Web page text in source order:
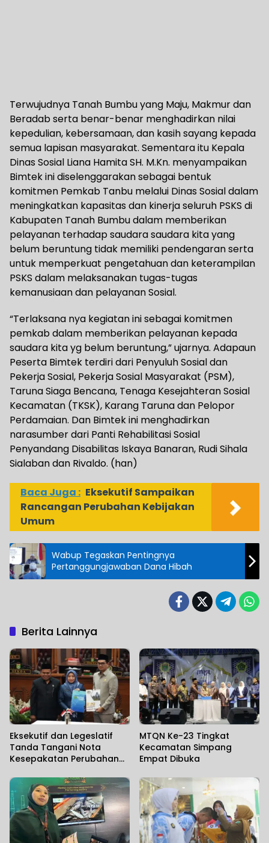
Terwujudnya Tanah Bumbu yang Maju, Makmur dan
Beradab serta benar-benar menghadirkan nilai
kepedulian, kebersamaan, dan kasih sayang kepada
semua lapisan masyarakat. Sementara itu Kepala
Dinas Sosial Liana Hamita SH. M.Kn. menyampaikan
Bimtek ini diselenggarakan sebagai bentuk
komitmen Pemkab Tanbu melalui Dinas Sosial dalam
meningkatkan kapasitas dan kinerja seluruh PSKS di
Kabupaten Tanah Bumbu dalam memberikan
pelayanan terhadap saudara saudara kita yang
belum beruntung tidak memiliki pendengaran serta
untuk memperkuat pengetahuan dan keterampilan
PSKS dalam melaksanakan tugas-tugas
kemanusiaan dan pelayanan Sosial.
“Terlaksana nya kegiatan ini sebagai komitmen
pemkab dalam memberikan pelayanan kepada
saudara kita yg belum beruntung,” ujarnya. Adapaun
Peserta Bimtek terdiri dari Penyuluh Sosial dan
Pekerja Sosial, Pekerja Sosial Masyarakat (PSM),
Taruna Siaga Bencana, Tenaga Kesejahteran Sosial
Kecamatan (TKSK), Karang Taruna dan Pelopor
Perdamaian. Dan Bimtek ini menghadirkan
narasumber dari Panti Rehabilitasi Sosial
Penyandang Disabilitas Iskaya Banaran, Rudi Sihala
Sialaban dan Rivaldo. (han)
Baca Juga : Eksekutif Sampaikan
Rancangan Perubahan Kebijakan
Umum
Wabup Tegaskan Pentingnya
Pertanggungjawaban Dana Hibah
Berita Lainnya
Eksekutif dan Legeslatif
Tanda Tangani Nota
Kesepakatan Perubahan
MTQN Ke-23 Tingkat
Kecamatan Simpang
Empat Dibuka